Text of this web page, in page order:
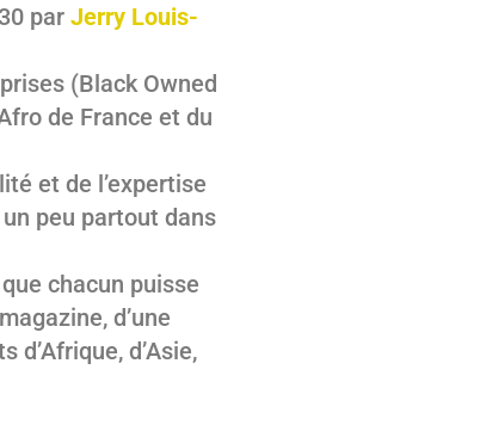
par Jerry Louis-
(Black Owned
de France et du
et de l’expertise
peu partout dans
chacun puisse
d’une
d’Asie,